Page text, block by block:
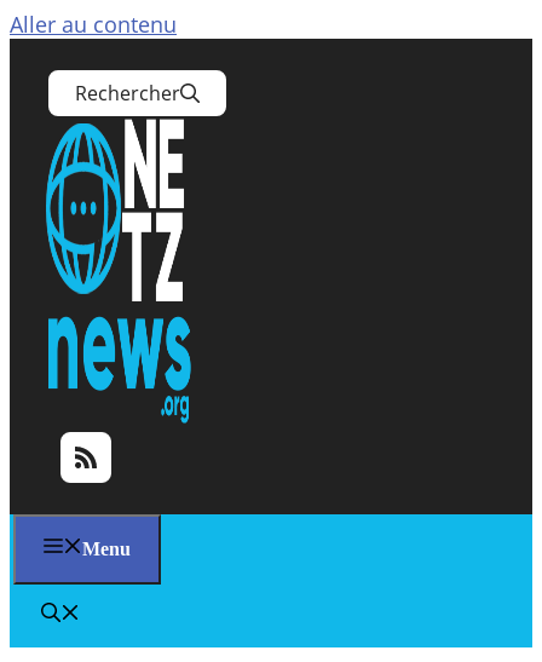
Aller au contenu
Rechercher
Menu